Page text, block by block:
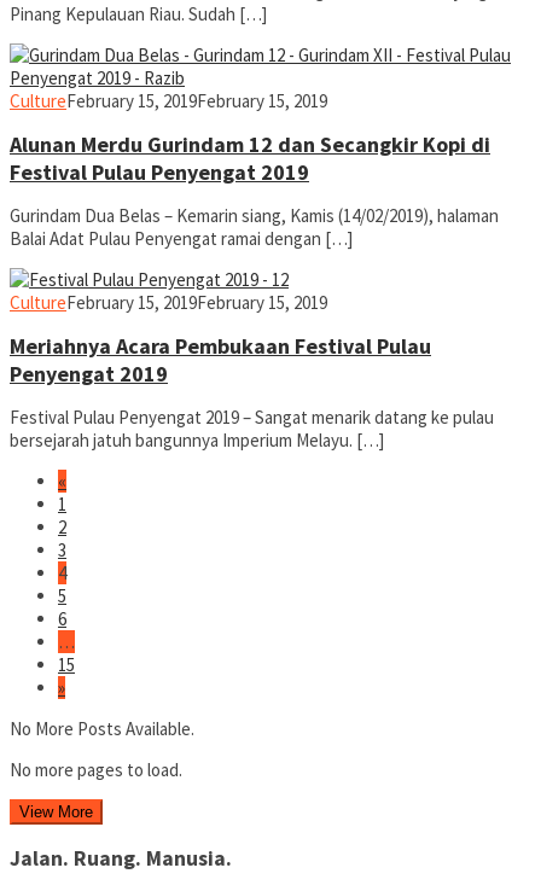
Pinang Kepulauan Riau. Sudah […]
Cultureyopiefranz
February 15, 2019February 15, 2019
Alunan Merdu Gurindam 12 dan Secangkir Kopi di
Festival Pulau Penyengat 2019
Gurindam Dua Belas – Kemarin siang, Kamis (14/02/2019), halaman
Balai Adat Pulau Penyengat ramai dengan […]
Cultureyopiefranz
February 15, 2019February 15, 2019
Meriahnya Acara Pembukaan Festival Pulau
Penyengat 2019
Festival Pulau Penyengat 2019 – Sangat menarik datang ke pulau
bersejarah jatuh bangunnya Imperium Melayu. […]
«
1
2
3
4
5
6
…
15
»
No More Posts Available.
No more pages to load.
View More
Jalan. Ruang. Manusia.